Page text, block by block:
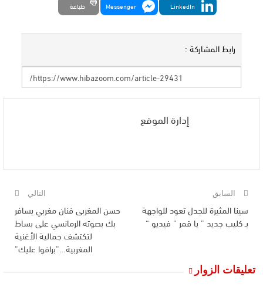
LinkedIn
Messenger طباعة
رابط المشاركة :
إدارة الموقع
السابق
سينا المثيرة للجدل تعود للواجهة
بـ كليب جديد ” يا قمر ” فيديو “
التالي
حسن المغربى فنان مغربي يسافر
بك بصوته الرمانسي على بساط
لتكتشف جمالية الأغنية
المغربية…”برافوا عليك”
تعليقات الزوار